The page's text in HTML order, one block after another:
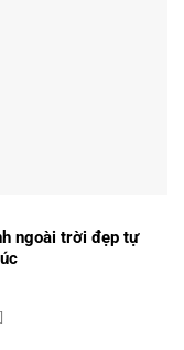
ngoài trời đẹp tự